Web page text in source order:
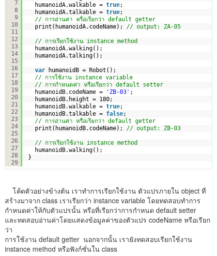
7
8
9
10
11
12
13
14
15
16
17
18
19
20
21
22
23
24
25
26
27
28
29
humanoidA.walkable = true;
humanoidA.talkable = true;
// การอ่านค่า หรือเรียกว่า default getter
print(humanoidA.codeName); // output: ZA-05
// การเรียกใช้งาน instance method
humanoidA.walking();
humanoidA.talking();
var
humanoidB = Robot();
// การใช้งาน instance variable
// การกำหนดค่า หรือเรียกว่า default setter
humanoidB.codeName =
'ZB-03' ;
humanoidB.height = 180;
humanoidB.walkable = true;
humanoidB.talkable = false;
// การอ่านค่า หรือเรียกว่า default getter
print(humanoidB.codeName); // output: ZB-03
// การเรียกใช้งาน instance method
humanoidB.walking();
}
โค้ดตัวอย่างข้างต้น เราทำการเรียกใช้งาน ตัวแปรภายใน object ที่
สร้างมาจาก class เราเรียกว่า instance variable โดยทดสอบทำการ
กำหนดค่าให้กับตัวแปรนั้น หรือที่เรียกว่าการกำหนด default setter
และทดสอบอ่านค่าโดยแสดงข้อมูลค่าของตัวแปร codeName หรือเรียก
ว่า
การใช้งาน default getter นอกจากนั้น เรายังทดสอบเรียกใช้งาน
instance method หรือฟังก์ชั่นใน class